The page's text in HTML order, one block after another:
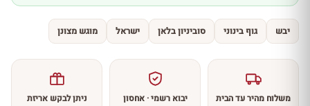
יבש גוף בינוני סוביניון בלאן ישראל מוגש מצונן
משלוח מהיר עד הבית
יבוא רשמי · אחסון
ניתן לבקש אריזת